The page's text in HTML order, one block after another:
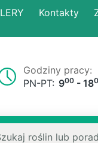
Kontakty
Godziny pracy:
PN-PT: 900 - 18